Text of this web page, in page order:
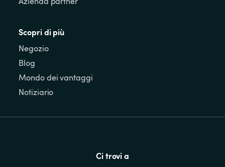
Scopri di più
Negozio
Blog
Mondo dei vantaggi
Notiziario
Ci trovi a